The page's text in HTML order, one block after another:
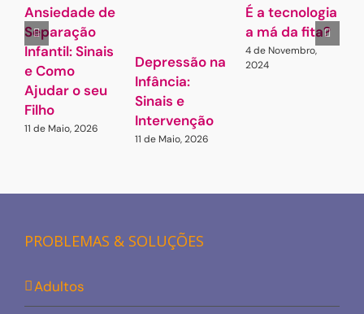
Ansiedade de
Separação
Infantil: Sinais
e Como
Ajudar o seu
Filho
11 de Maio, 2026
Depressão na
Infância:
Sinais e
Intervenção
11 de Maio, 2026
É a tecnologia
a má da fita?
4 de Novembro,
2024
PROBLEMAS & SOLUÇÕES
Adultos